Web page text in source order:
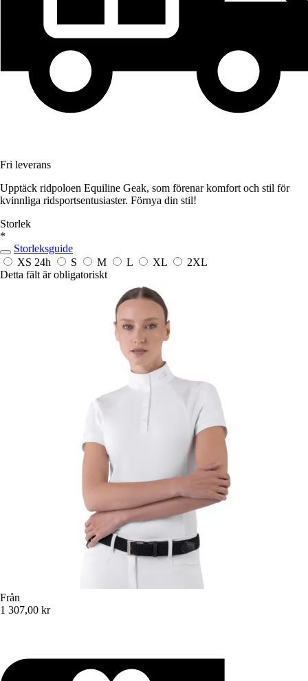
Fri leverans
Upptäck ridpoloen Equiline Geak, som förenar komfort och stil för
kvinnliga ridsportsentusiaster. Förnya din stil!
Storlek
*
Storleksguide
XS 24h S M L XL
2XL
Detta fält är obligatoriskt
Från
1 307,00 kr